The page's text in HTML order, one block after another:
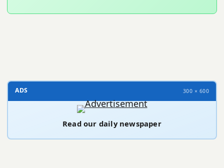
ADS 300 × 600
Read our daily newspaper